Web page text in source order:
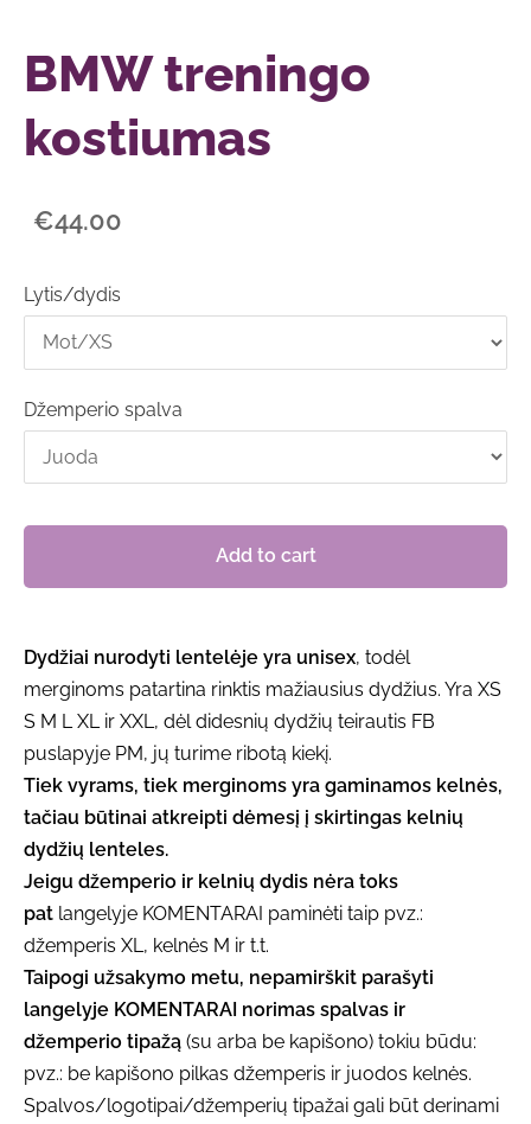
BMW treningo
kostiumas
€44.00
Lytis/dydis
Džemperio spalva
Add to cart
Dydžiai nurodyti lentelėje yra unisex, todėl
merginoms patartina rinktis mažiausius dydžius. Yra XS
S M L XL ir XXL, dėl didesnių dydžių teirautis FB
puslapyje PM, jų turime ribotą kiekį.
Tiek vyrams, tiek merginoms yra gaminamos kelnės,
tačiau būtinai atkreipti dėmesį į skirtingas kelnių
dydžių lenteles.
Jeigu džemperio ir kelnių dydis nėra toks
pat langelyje KOMENTARAI paminėti taip pvz.:
džemperis XL, kelnės M ir t.t.
Taipogi užsakymo metu, nepamirškit parašyti
langelyje KOMENTARAI norimas spalvas ir
džemperio tipažą (su arba be kapišono) tokiu būdu:
pvz.: be kapišono pilkas džemperis ir juodos kelnės.
Spalvos/logotipai/džemperių tipažai gali būt derinami